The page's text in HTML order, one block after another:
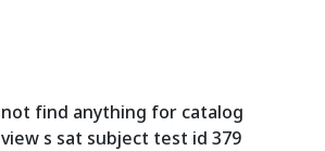
find anything for catalog
s sat subject test id 379